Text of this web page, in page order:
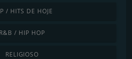
/ HITS DE HOJE
R&B / HIP HOP
RELIGIOSO